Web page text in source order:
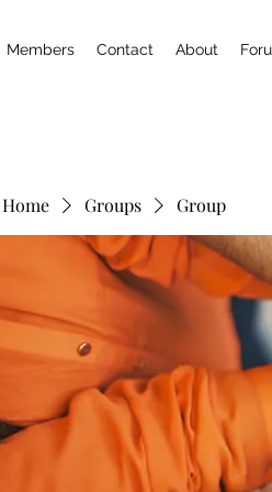
Members Contact About
Home Groups Group